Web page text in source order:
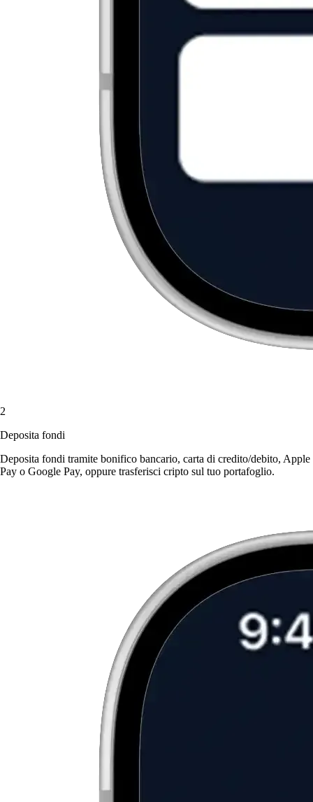
2
Deposita fondi
Deposita fondi tramite bonifico bancario, carta di credito/debito, Apple
Pay o Google Pay, oppure trasferisci cripto sul tuo portafoglio.